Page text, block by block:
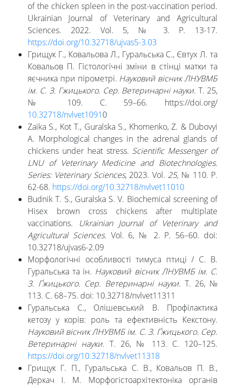
of the chicken spleen in the post-vaccination period.
Ukrainian Journal of Veterinary and Agricultural
Sciences. 2022. Vol. 5, № 3. P. 13-17.
https://doi.org/10.32718/ujvas5-3.03
Грищук Г., Ковальова Л., Гуральська С., Євтух Л. та
Ковальов П. Гістологічні зміни в стінці матки та
яєчника при пірометрі. Науковий вісник ЛНУВМБ
ім. С. З. Гжицького. Сер. Ветеринарні науки. Т. 25,
№ 109. С. 59–66. https://doi.org/
10.32718/nvlvet10910
Zaika S., Kot T., Guralska S., Khomenko, Z. & Dubovyi
A. Morphological changes in the adrenal glands of
chickens under heat stress. Scientific Messenger of
LNU of Veterinary Medicine and Biotechnologies.
Series: Veterinary Sciences, 2023. Vol. 25, № 110. P.
62-68. https://doi.org/10.32718/nvlvet11010
Budnik T. S., Guralska S. V. Biochemical screening of
Hisex brown cross chickens after multiplate
vaccinations.
Ukrainian Journal of Veterinary and
Agricultural Sciences. Vol. 6, № 2. P. 56–60. doi:
10.32718/ujvas6-2.09
Морфологічні особливості тимуса птиці / С. В.
Гуральська та ін. Науковий вісник ЛНУВМБ ім. С.
З. Ґжицького. Сер. Ветеринарні науки. Т. 26, №
113. С. 68–75. doi: 10.32718/nvlvet11311
Гуральська С., Олішевський В. Профілактика
кетозу у корів: роль та ефективність Кекстону.
Науковий вісник ЛНУВМБ ім. С. З. Ґжицького. Сер.
Ветеринарні науки. Т. 26, № 113. С. 120–125.
https://doi.org/10.32718/nvlvet11318
Грищук Г. П., Гуральська С. В., Ковальов П. В.,
Деркач І. М. Морфогістоархітектоніка органів